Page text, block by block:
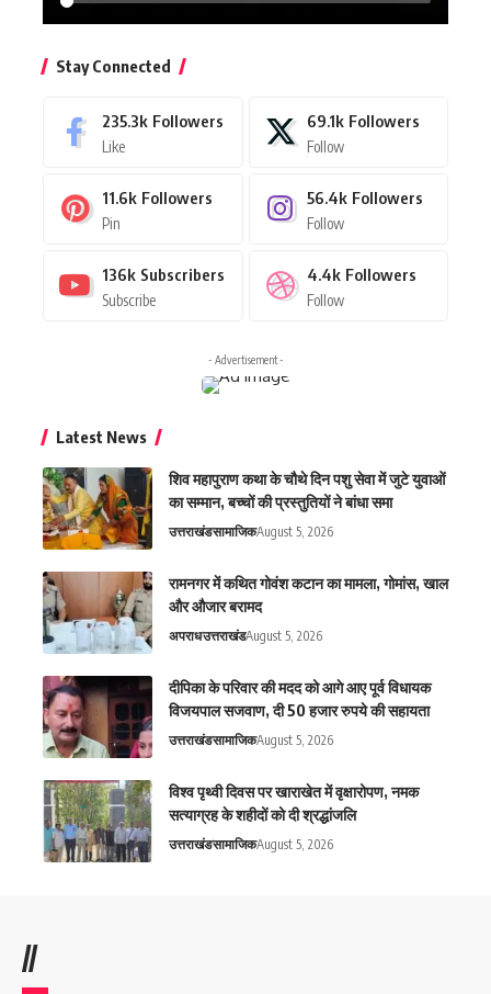
Stay Connected
235.3k Followers
Like
69.1k Followers
Follow
11.6k Followers
Pin
56.4k Followers
Follow
136k Subscribers
Subscribe
4.4k Followers
Follow
- Advertisement -
Latest News
शिव महापुराण कथा के चौथे दिन पशु सेवा में जुटे युवाओं
का सम्मान, बच्चों की प्रस्तुतियों ने बांधा समा
उत्तराखंडसामाजिकAugust 5, 2026
रामनगर में कथित गोवंश कटान का मामला, गोमांस, खाल
और औजार बरामद
अपराधउत्तराखंडAugust 5, 2026
दीपिका के परिवार की मदद को आगे आए पूर्व विधायक
विजयपाल सजवाण, दी 50 हजार रुपये की सहायता
उत्तराखंडसामाजिकAugust 5, 2026
विश्व पृथ्वी दिवस पर खाराखेत में वृक्षारोपण, नमक
सत्याग्रह के शहीदों को दी श्रद्धांजलि
उत्तराखंडसामाजिकAugust 5, 2026
//